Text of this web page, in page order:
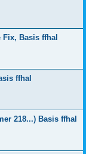
Fix, Basis ffhal
ffhal
218...) Basis ffhal